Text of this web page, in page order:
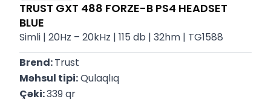
TRUST GXT 488 FORZE-B PS4 HEADSET
BLUE
Simli | 20Hz – 20kHz | 115 db | 32hm | TG1588
Brend: Trust
Məhsul tipi: Qulaqlıq
Çəki: 339 qr